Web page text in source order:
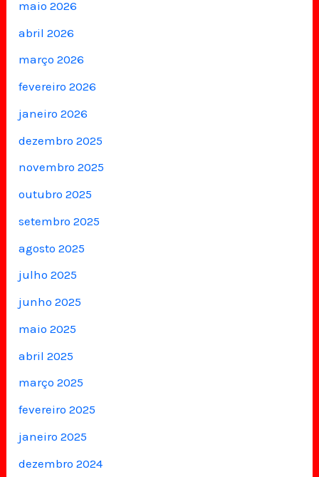
maio 2026
abril 2026
março 2026
fevereiro 2026
janeiro 2026
dezembro 2025
novembro 2025
outubro 2025
setembro 2025
agosto 2025
julho 2025
junho 2025
maio 2025
abril 2025
março 2025
fevereiro 2025
janeiro 2025
dezembro 2024